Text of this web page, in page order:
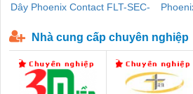
Dây Phoenix Contact FLT-SEC-
Nhà cung cấp chuyên nghiệp